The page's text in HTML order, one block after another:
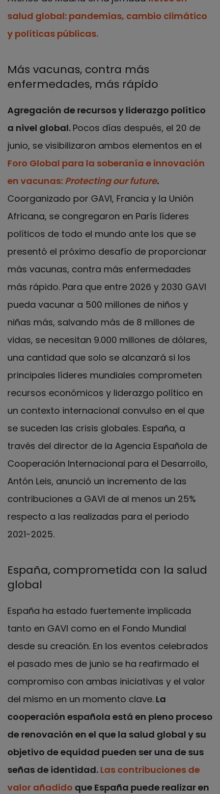
salud global: pandemias, cambio climático
y políticas públicas.
Más vacunas, contra más
enfermedades, más rápido
Agregación de recursos y liderazgo político
a nivel global. Pocos días después, el 20 de
junio, se visibilizaron ambos elementos en el
Foro Global para la soberanía e innovación
en vacunas: Protecting our future.
Coorganizado por GAVI, Francia y la Unión
Africana, se congregaron en París líderes
políticos de todo el mundo ante los que se
presentó el próximo desafío de proporcionar
más vacunas, contra más enfermedades
más rápido. Para que entre 2026 y 2030 GAVI
pueda vacunar a 500 millones de niños y
niñas más, salvando más de 8 millones de
vidas, se necesitan 9.000 millones de dólares,
una cantidad que solo se alcanzará si los
principales líderes mundiales comprometen
recursos económicos y liderazgo político en
un contexto internacional convulso en el que
se suceden las crisis globales. España, a
través del director de la Agencia Española de
Cooperación Internacional para el Desarrollo,
Antón Leis, anunció un incremento de las
contribuciones a GAVI de al menos un 25%
respecto a las realizadas para el periodo
2021-2025.
España, comprometida con la salud
global
España ha estado fuertemente implicada
tanto en GAVI como en el Fondo Mundial
desde su creación. En los eventos celebrados
el pasado mes de junio se ha reafirmado el
compromiso con ambas iniciativas y el valor
del mismo en un momento clave. La
cooperación española está en pleno proceso
de renovación en el que la salud global y su
objetivo de equidad pueden ser una de sus
señas de identidad. Las contribuciones de
valor añadido que España puede realizar en